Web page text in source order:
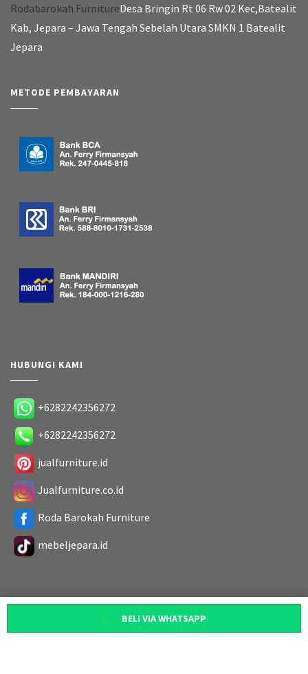
BELI VIA WHATSAPP
Rodabarokah FurnitureDesa Bringin Rt 06 Rw 02 Kec,Batealit
Kab, Jepara – Jawa Tengah Sebelah Utara SMKN 1 Batealit
Jepara
METODE PEMBAYARAN
HUBUNGI KAMI
+6282242356272
+6282242356272
jualfurniture.id
Jualfurniture.co.id
Roda Barokah Furniture
mebeljepara.id